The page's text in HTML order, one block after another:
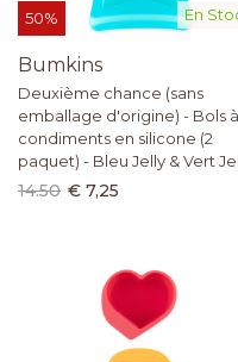
En
50%
Bumkins
Deuxième chance (sans
emballage d'origine) - Bols à
condiments en silicone (2
paquet) - Bleu Jelly & Vert
14.50 € 7,25